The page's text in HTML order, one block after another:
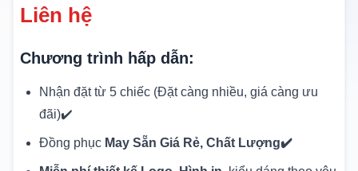
Liên hệ
Chương trình hấp dẫn:
Nhận đặt từ 5 chiếc (Đặt càng nhiều, giá càng ưu
đãi)✔️
Đồng phục May Sẵn Giá Rẻ, Chất Lượng✔️